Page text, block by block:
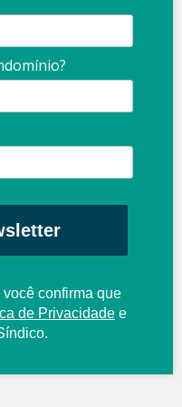
confirma que
de Privacidade e